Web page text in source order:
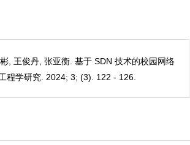
, 王俊丹, 张亚衡. 基于 SDN 技术的校园网络
程学研究. 2024; 3; (3). 122 - 126.